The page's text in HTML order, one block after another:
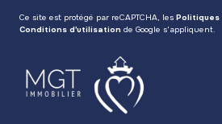
Ce site est protégé par reCAPTCHA, les
Conditions d'utilisation de Google s'appliquent.